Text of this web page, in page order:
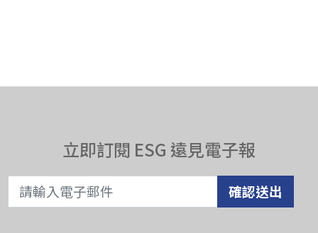
立即訂閱 ESG 遠見電子報
確認送出